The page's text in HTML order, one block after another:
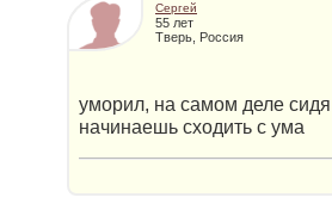
Сергей
55 лет
Тверь, Россия
уморил, на самом деле
начинаешь сходить с ума